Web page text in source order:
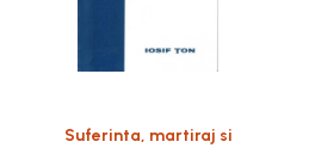
Suferinta, martiraj si